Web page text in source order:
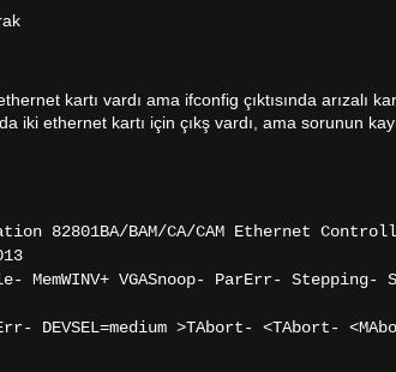
kartı vardı ama ifconfig çıktısında arızalı
iki ethernet kartı için çıkş vardı, ama sorunun
82801BA/BAM/CA/CAM Ethernet
VGASnoop- ParErr- Stepping-
>TAbort- <TAbort-